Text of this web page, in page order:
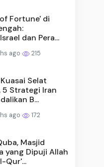
Fortune' di
dan Pera...
ago 215
Selat
5 Strategi Iran
B...
ago 172
Masjid
yang Dipuji Allah
Qur'...